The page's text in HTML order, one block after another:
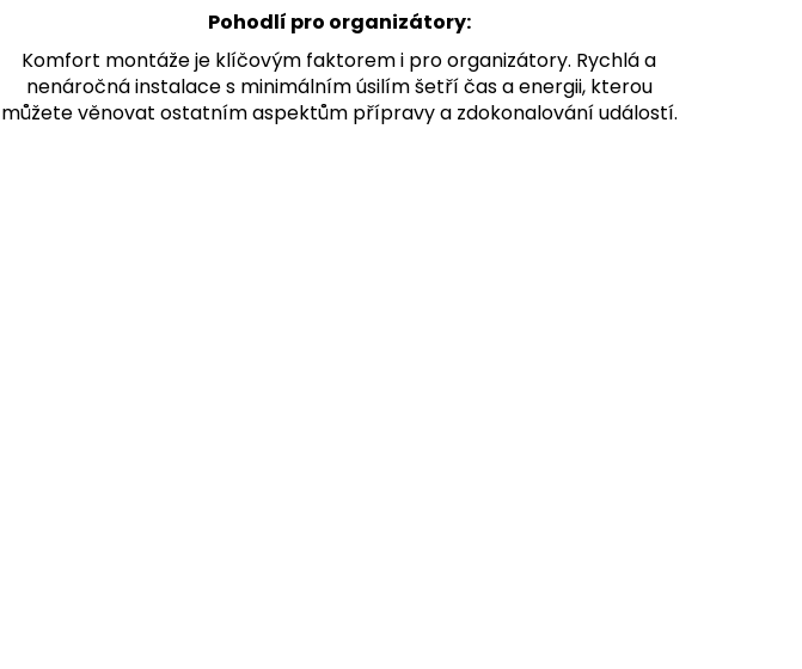
Pohodlí pro organizátory:
Komfort montáže je klíčovým faktorem i pro organizátory. Rychlá a
nenáročná instalace s minimálním úsilím šetří čas a energii,kterou
můžete věnovat ostatním aspektům přípravy a zdokonalování událostí.